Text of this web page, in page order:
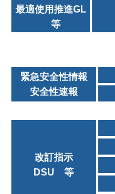
最適使用推進GL
等
緊急安全性情報
安全性速報
改訂指示
DSU 等